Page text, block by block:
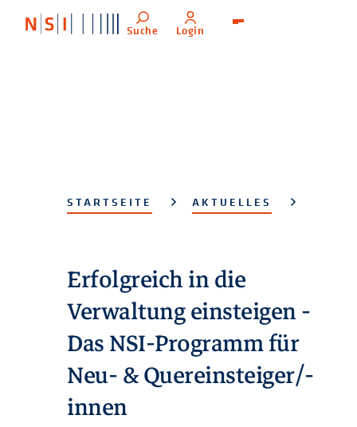
Suche Login
STARTSEITE AKTUELLES
Erfolgreich in die
Verwaltung einsteigen -
Das NSI-Programm für
Neu- & Quereinsteiger/-
innen